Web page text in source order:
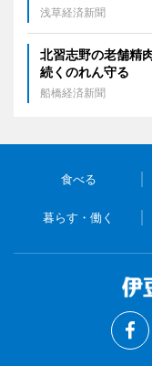
浅草経済新聞
北習志野の老舗精
続くのれん守る
船橋経済新聞
食べる
暮らす・働く